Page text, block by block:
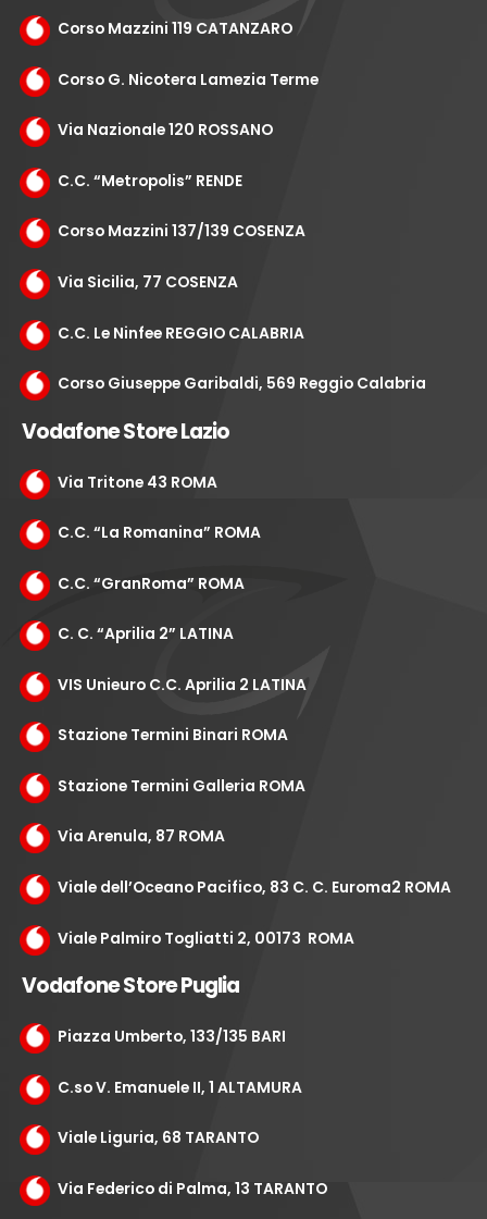
Corso Mazzini 119 CATANZARO
Corso G. Nicotera Lamezia Terme
Via Nazionale 120 ROSSANO
C.C. “Metropolis” RENDE
Corso Mazzini 137/139 COSENZA
Via Sicilia, 77 COSENZA
C.C. Le Ninfee REGGIO CALABRIA
Corso Giuseppe Garibaldi, 569 Reggio Calabria
Vodafone Store Lazio
Via Tritone 43 ROMA
C.C. “La Romanina” ROMA
C.C. “GranRoma” ROMA
C. C. “Aprilia 2” LATINA
VIS Unieuro C.C. Aprilia 2 LATINA
Stazione Termini Binari ROMA
Stazione Termini Galleria ROMA
Via Arenula, 87 ROMA
Viale dell’Oceano Pacifico, 83 C. C. Euroma2 ROMA
Viale Palmiro Togliatti 2, 00173 ROMA
Vodafone Store Puglia
Piazza Umberto, 133/135 BARI
C.so V. Emanuele II, 1 ALTAMURA
Viale Liguria, 68 TARANTO
Via Federico di Palma, 13 TARANTO